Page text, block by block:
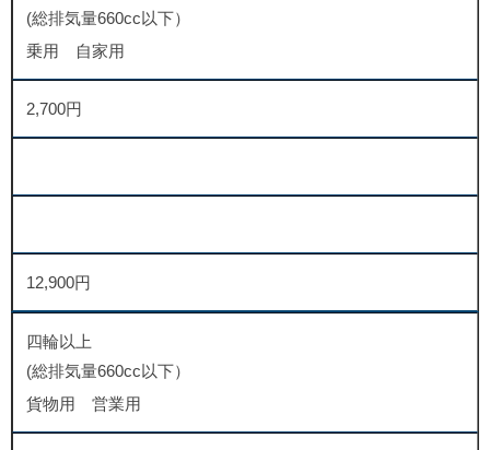
(総排気量660cc以下）
乗用 自家用
2,700円
12,900円
四輪以上
(総排気量660cc以下）
貨物用 営業用